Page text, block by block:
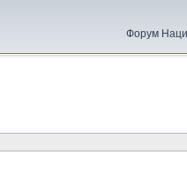
Форум